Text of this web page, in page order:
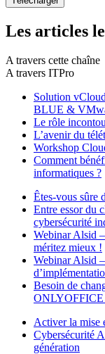
Les articles
A travers cette chaîne
A travers ITPro
Solution
BLUE &
Le rôle
L’avenir du
Workshop
Comment
informatiques ?
Êtes-vous sûre
Entre essor du
cybersécurité
Webinar Alsid
méritez mieux !
Webinar Alsid
Besoin de
ONLYOFFICE
Activer la mise
Cybersécurité
génération